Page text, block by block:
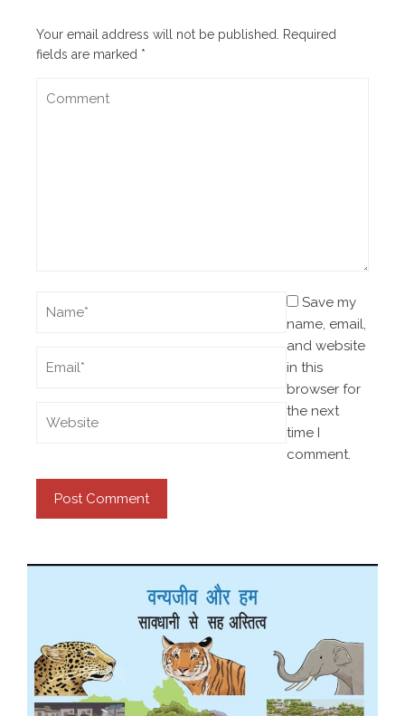
Your email address will not be published.
Required
fields are marked *
Save my
name, email,
and website
in this
browser for
the next
time I
comment.